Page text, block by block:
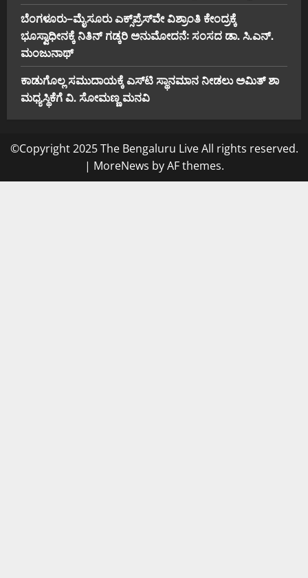
ಬೆಂಗಳೂರು–ಮೈಸೂರು ಎಕ್ಸ್‌ಪ್ರೆಸ್‌ವೇ ವಿಶ್ರಾಂತಿ ಕೇಂದ್ರಕ್ಕೆ
ಭೂಸ್ವಾಧೀನಕ್ಕೆ ನಿತಿನ್ ಗಡ್ಕರಿ ಅನುಮೋದನೆ: ಸಂಸದ ಡಾ. ಸಿ.ಎನ್.
ಮಂಜುನಾಥ್
ಕಾಡುಗೊಲ್ಲ ಸಮುದಾಯಕ್ಕೆ ಎಸ್‌ಟಿ ಸ್ಥಾನಮಾನ ನೀಡಲು ಅಮಿತ್ ಶಾ
ಮಧ್ಯಸ್ಥಿಕೆಗೆ ವಿ. ಸೋಮಣ್ಣ ಮನವಿ
©Copyright 2025 The Bengaluru Live All rights reserved.
| MoreNews by AF themes.